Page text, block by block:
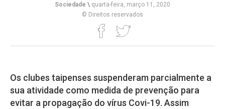
Sociedade \ quarta-feira, março 11, 2020
© Direitos reservados
Os clubes taipenses suspenderam parcialmente a
sua atividade como medida de prevenção para
evitar a propagação do vírus Covi-19. Assim